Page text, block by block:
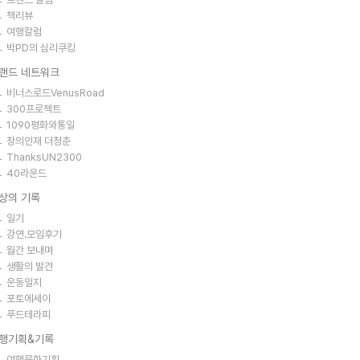
책리뷰
여행칼럼
박PD의 심리쿠킹
드 네트워크
비너스로드VenusRoad
300프로젝트
1090평화와통일
창의인재 더청춘
ThanksUN2300
40라운드
의 기록
일기
강연.모임후기
월간 보내며
생활의 발견
운동일지
포토에세이
푸드테라피
기획&기록